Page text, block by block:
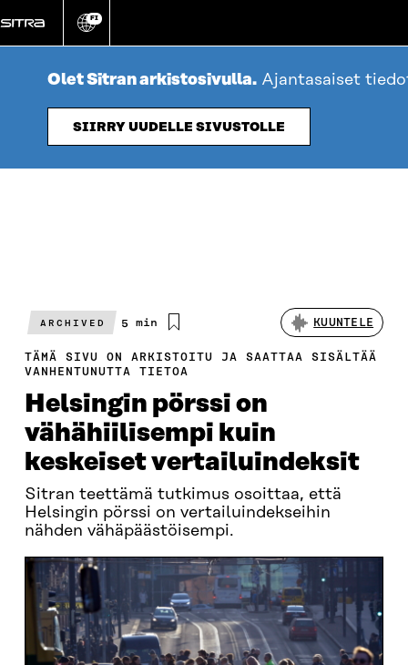
suoraan
sisältöön
Vaihda
kieli
FI
Olet Sitran arkistosivulla. Ajantasaiset
SIIRRY UUDELLE SIVUSTOLLE
ARCHIVED
Arvioitu
5 min KUUNTELE
TÄMÄ SIVU ON ARKISTOITU JA SAATTAA SISÄLTÄÄ
VANHENTUNUTTA TIETOA
Helsingin pörssi on
vähähiilisempi kuin
keskeiset vertailuindeksit
Sitran teettämä tutkimus osoittaa, että
Helsingin pörssi on vertailuindekseihin
nähden vähäpäästöisempi.